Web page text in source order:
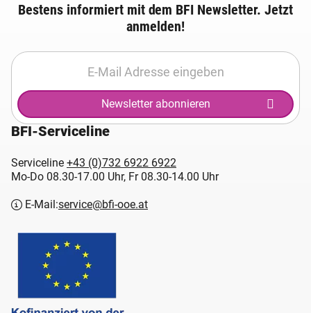
Bestens informiert mit dem BFI Newsletter. Jetzt
anmelden!
Newsletter abonnieren
BFI-Serviceline
Serviceline +43 (0)732 6922 6922
Mo-Do 08.30-17.00 Uhr, Fr 08.30-14.00 Uhr
E-Mail:service@bfi-ooe.at